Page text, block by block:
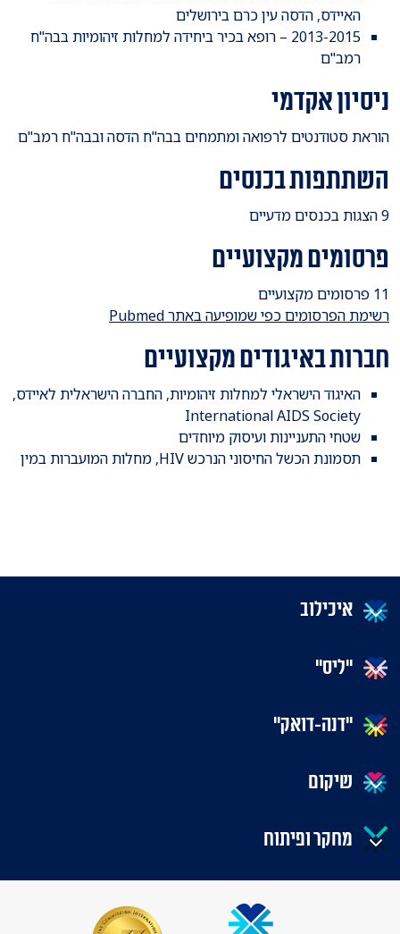
האיידס, הדסה עין כרם בירושלים
2013-2015 – רופא בכיר ביחידה למחלות זיהומיות בבה"ח
רמב"ם
ניסיון אקדמי
הוראת סטודנטים לרפואה ומתמחים בבה"ח הדסה ובבה"ח רמב"ם
השתתפות בכנסים
9 הצגות בכנסים מדעיים
פרסומים מקצועיים
11 פרסומים מקצועיים
רשימת הפרסומים כפי שמופיעה באתר Pubmed
חברות באיגודים מקצועיים
האיגוד הישראלי למחלות זיהומיות, החברה הישראלית לאיידס,
International AIDS Society
שטחי התעניינות ועיסוק מיוחדים
תסמונת הכשל החיסוני הנרכש HIV, מחלות המועברות במין
איכילוב
"ליס"
"דנה-דואק"
שיקום
מחקר ופיתוח